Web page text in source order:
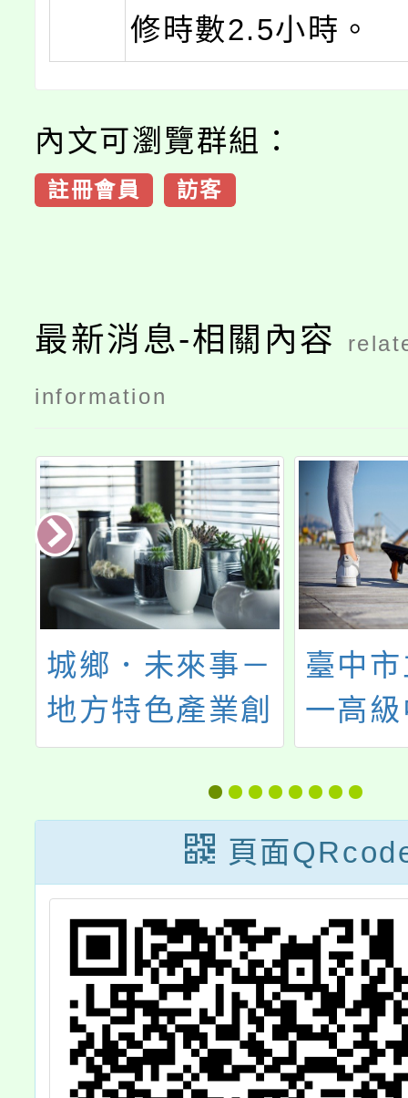
修時數2.5小時。
內文可瀏覽群組：
註冊會員 訪客
最新消息-相關內容
information
城鄉．未來事－
地方特色產業創
意大賽
臺中
一高
「
物理
頁面